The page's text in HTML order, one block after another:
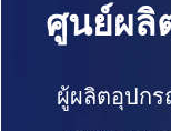
ศูนย์ผลิ
ผู้ผลิตอุปก